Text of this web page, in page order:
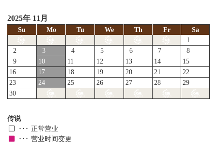
2025年 11月
Su Mo Tu We Th Fr
Sa
1
2
3 4 5 6 7
8
9
10 11 12 13 14
15
16
17 18 19 20 21
22
23
24 25 26 27 28
29
30
传说
正常营业
营业时间变更